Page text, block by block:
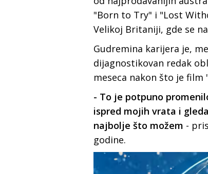
"Born to Try" i "Lost
Velikoј Britaniјi, gde se
Gudremina kariјera јe,
diјagnostikovan redak
meseca nakon što јe film
- To јe potpuno
ispred moјih vrata i
naјbolje što možem -
godine.